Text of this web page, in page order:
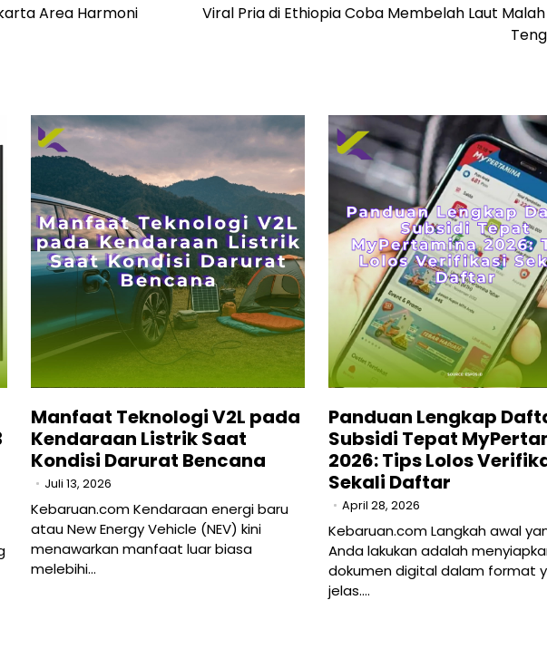
Area Harmoni
Viral Pria di Ethiopia Coba Membelah Laut
Manfaat Teknologi V2L pada
Kendaraan Listrik Saat
Kondisi Darurat Bencana
Juli 13, 2026
Kebaruan.com Kendaraan energi baru
atau New Energy Vehicle (NEV) kini
menawarkan manfaat luar biasa
melebihi…
Panduan Lengkap
Subsidi Tepat
2026: Tips Lolos
Sekali Daftar
April 28, 2026
Kebaruan.com Langkah awal
Anda lakukan adalah
dokumen digital dalam format
jelas.…